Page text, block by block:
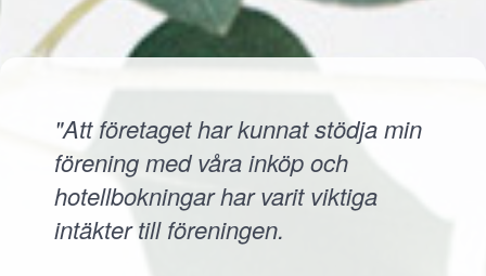
"Att företaget har kunnat stödja min
förening med våra inköp och
hotellbokningar har varit viktiga
intäkter till föreningen.